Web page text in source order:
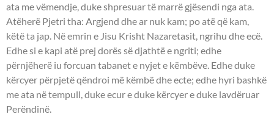
ata me vëmendje, duke shpresuar të marrë gjësendi nga ata.
Atëherë Pjetri tha: Argjend dhe ar nuk kam; po atë që kam,
këtë ta jap. Në emrin e Jisu Krisht Nazaretasit, ngrihu dhe ecë.
Edhe si e kapi atë prej dorës së djathtë e ngriti; edhe
përnjëherë iu forcuan tabanet e nyjet e këmbëve. Edhe duke
kërcyer përpjetë qëndroi më këmbë dhe ecte; edhe hyri bashkë
me ata në tempull, duke ecur e duke kërcyer e duke lavdëruar
Perëndinë.